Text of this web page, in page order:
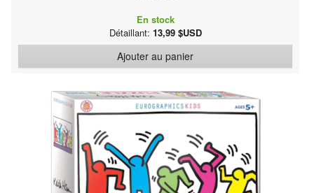
En stock
Détaillant: 13,99 $USD
Ajouter au panier